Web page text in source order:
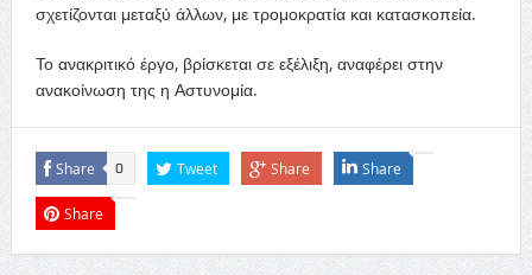
σχετίζονται μεταξύ άλλων, με τρομοκρατία και κατασκοπεία.
Το ανακριτικό έργο, βρίσκεται σε εξέλιξη, αναφέρει στην
ανακοίνωση της η Αστυνομία.
Share 0 Tweet Share Share
Share